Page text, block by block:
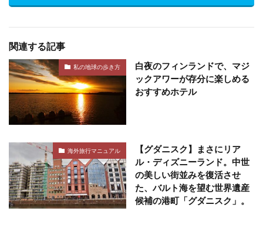
関連する記事
私の地球の歩き方
白夜のフィンランドで、マジ
ックアワーが存分に楽しめる
おすすめホテル
海外旅行マニュアル
【グダニスク】まさにリア
ル・ディズニーランド。中世
の美しい街並みを復活させ
た、バルト海を望む世界遺産
候補の港町「グダニスク」。